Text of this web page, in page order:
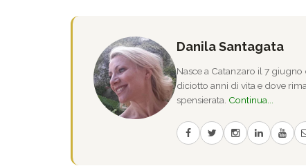
Danila Santagata
Nasce a Catanzaro il 7
diciotto anni di vita e dove
spensierata. Continua...